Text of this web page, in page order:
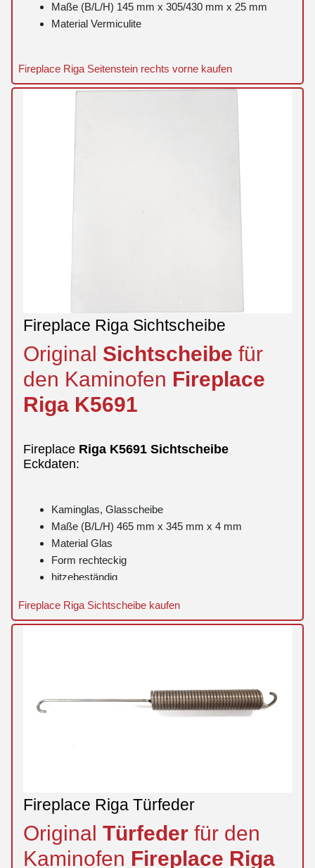
Maße (B/L/H) 145 mm x 305/430 mm x 25 mm
Material Vermiculite
Fireplace Riga Seitenstein rechts vorne kaufen
Fireplace Riga Sichtscheibe
Original Sichtscheibe für
den Kaminofen Fireplace
Riga K5691
Fireplace Riga K5691 Sichtscheibe
Eckdaten:
Kaminglas, Glasscheibe
Maße (B/L/H) 465 mm x 345 mm x 4 mm
Material Glas
Form rechteckig
hitzebeständig
Fireplace Riga Sichtscheibe kaufen
Fireplace Riga Türfeder
Original Türfeder für den
Kaminofen Fireplace Riga